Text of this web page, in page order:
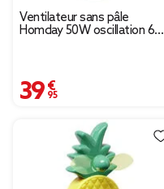
Ventilateur sans pâle
Homday 50W oscillation 60°
39,95 €